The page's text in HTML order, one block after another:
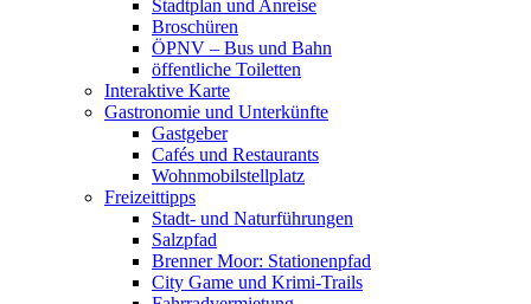
Stadtplan und Anreise
Broschüren
ÖPNV – Bus und Bahn
öffentliche Toiletten
Interaktive Karte
Gastronomie und Unterkünfte
Gastgeber
Cafés und Restaurants
Wohnmobilstellplatz
Freizeittipps
Stadt- und Naturführungen
Salzpfad
Brenner Moor: Stationenpfad
City Game und Krimi-Trails